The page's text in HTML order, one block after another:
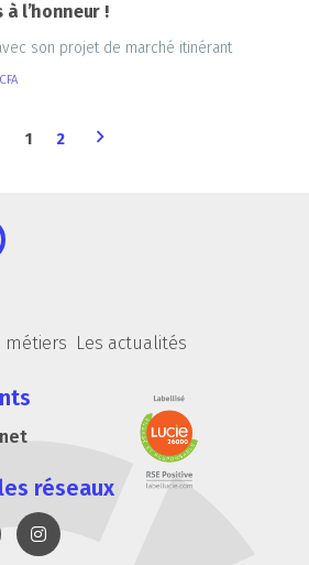
l’honneur !
son projet de marché itinérant
1 2
métiers Les actualités
réseaux